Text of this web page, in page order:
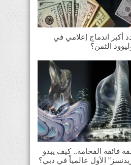
أكبر اندماج إعلامي في
الثمن؟
درهم و182 شقة فائقة الفخامة.. كيف يبدو
الأول عالمياً في دبي؟